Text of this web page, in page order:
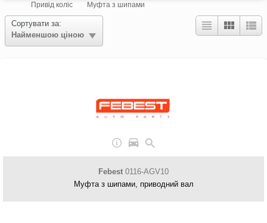
Привід коліс Муфта з шипами
Сортувати за:
Найменшою ціною
Febest 0116-AGV10
Муфта з шипами, приводний вал